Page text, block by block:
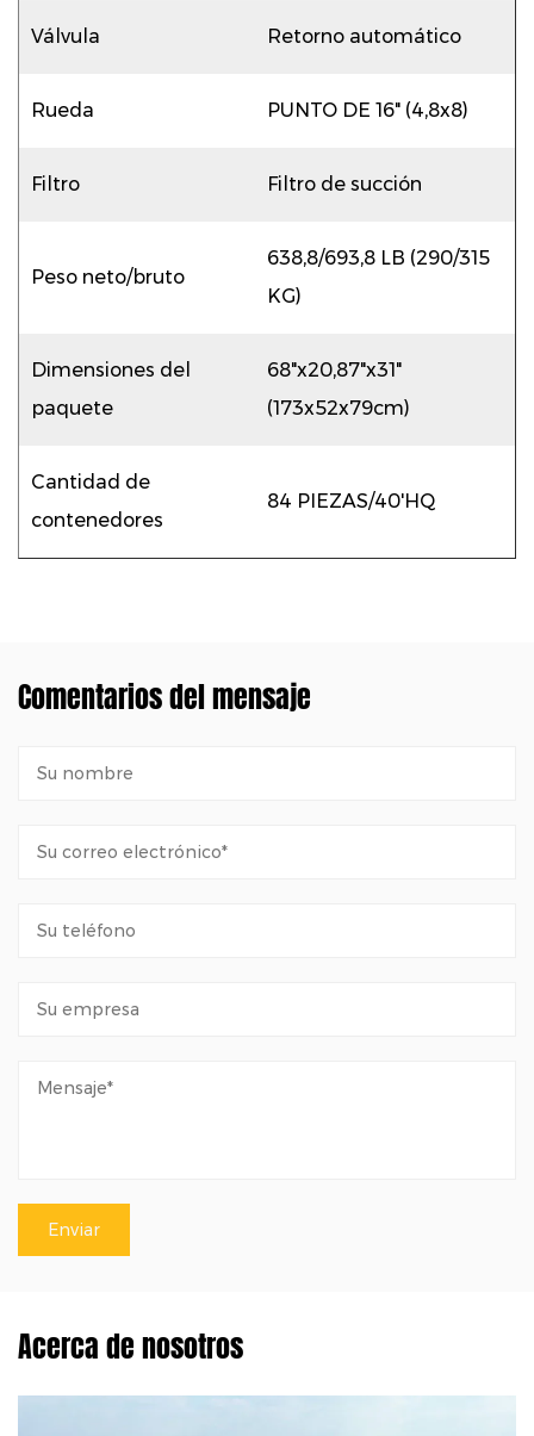
Válvula Retorno automático
Rueda PUNTO DE 16" (4,8x8)
Filtro Filtro de succión
Peso neto/bruto
638,8/693,8 LB (290/315
KG)
Dimensiones del
paquete
68"x20,87"x31"
(173x52x79cm)
Cantidad de
contenedores
84 PIEZAS/40'HQ
Comentarios del mensaje
Acerca de nosotros